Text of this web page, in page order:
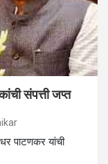
संपत्ती जप्त
पाटणकर यांची